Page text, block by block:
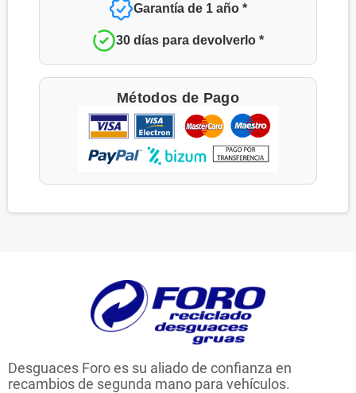
Garantía de 1 año *
30 días para devolverlo *
Métodos de Pago
Desguaces Foro es su aliado de confianza en
recambios de segunda mano para vehículos.